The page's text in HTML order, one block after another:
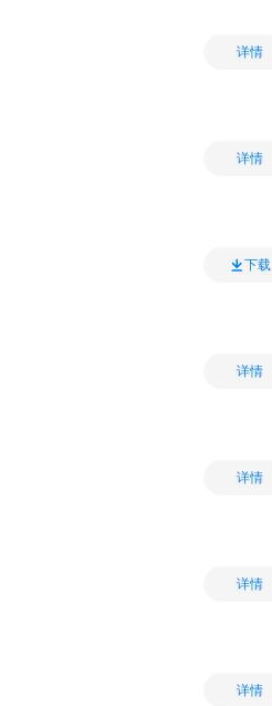
详情
详情
下载
详情
详情
详情
详情